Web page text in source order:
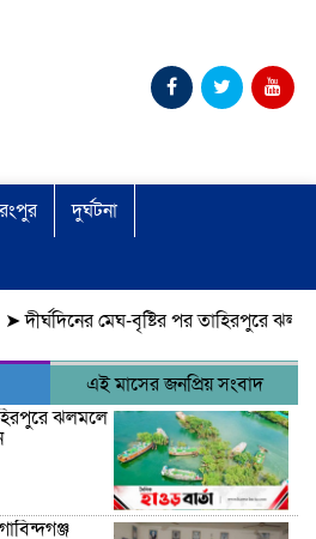
রংপুর
দুর্ঘটনা
মেঘ-বৃষ্টির পর তাহিরপুরে ঝলমলে রোদ,
এই মাসের জনপ্রিয় সংবাদ
ঝলমলে